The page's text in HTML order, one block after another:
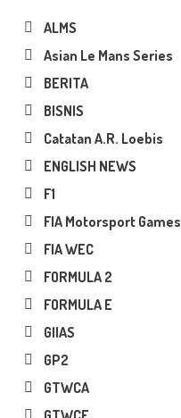
ALMS
Asian Le Mans Series
BERITA
BISNIS
Catatan A.R. Loebis
ENGLISH NEWS
F1
FIA Motorsport Games
FIA WEC
FORMULA 2
FORMULA E
GIIAS
GP2
GTWCA